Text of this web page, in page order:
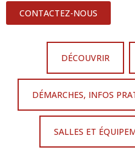
CONTACTEZ-NOUS
DÉCOUVRIR
DÉMARCHES, INFOS
SALLES ET